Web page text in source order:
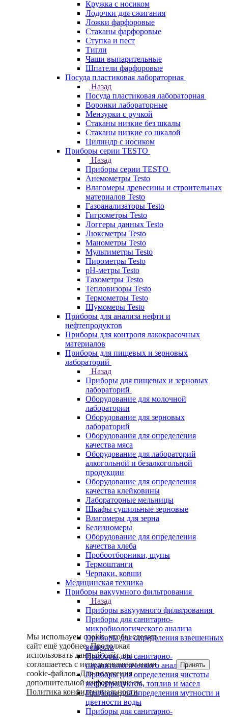
Кружка с носиком
Лодочки для сжигания
Ложки фарфоровые
Стаканы фарфоровые
Ступка и пест
Тигли
Чаши выпарительные
Шпатели фарфоровые
Посуда пластиковая лабораторная
Назад
Посуда пластиковая лабораторная
Воронки лабораторные
Мензурки с ручкой
Стаканы низкие без шкалы
Стаканы низкие со шкалой
Цилиндр с носиком
Приборы серии TESTO
Назад
Приборы серии TESTO
Анемометры Testo
Влагомеры древесины и строительных
материалов Testo
Газоанализаторы Testo
Гигрометры Testo
Логгеры данных Testo
Люксметры Testo
Манометры Testo
Мультиметры Testo
Пирометры Testo
pH-метры Testo
Тахометры Testo
Тепловизоры Testo
Термометры Testo
Шумомеры Testo
Приборы для анализа нефти и
нефтепродуктов
Приборы для контроля лакокрасочных
материалов
Приборы для пищевых и зерновых
лабораторий
Назад
Приборы для пищевых и зерновых
лабораторий
Оборудование для молочной
лаборатории
Оборудование для зерновых
лабораторий
Оборудования для определения
качества мяса
Оборудование для лабораторий
алкогольной и безалкогольной
продукции
Оборудование для определения
качества клейковины
Лабораторные мельницы
Шкафы сушильные зерновые
Влагомеры для зерна
Белизномеры
Оборудование для определения
качества хлеба
Пробоотборники, щупы
Термоштанги
Черпаки, ковши
Медицинская техника
Приборы вакуумного фильтрования
Назад
Приборы вакуумного фильтрования
Приборы для санитарно-
микробиологического анализа
Приборы для определения взвешенных
веществ
Приборы для санитарно-
паразитологического анализа
Приборы для определения чистоты
нефтепродуктов, топлив и масел
Приборы для определения мутности и
цветности воды
Приборы для санитарно-
Мы используем cookie, чтобы сделать
сайт ещё удобнее. Продолжая
использовать данный сайт, вы
соглашаетесь с использованием нами
cookie-файлов. Для получения
дополнительной информации см.
Политика конфиденциальности.
Принять